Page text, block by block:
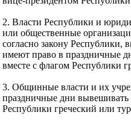
2. Власти Республики и
или общественные
согласно закону
имеют право в праздничные
вместе с флагом Республики
3. Общинные власти и их
праздничные дни
Республики греческий или